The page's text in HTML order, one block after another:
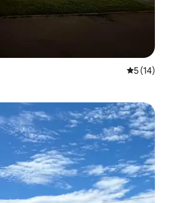
平均评分
5 (14)